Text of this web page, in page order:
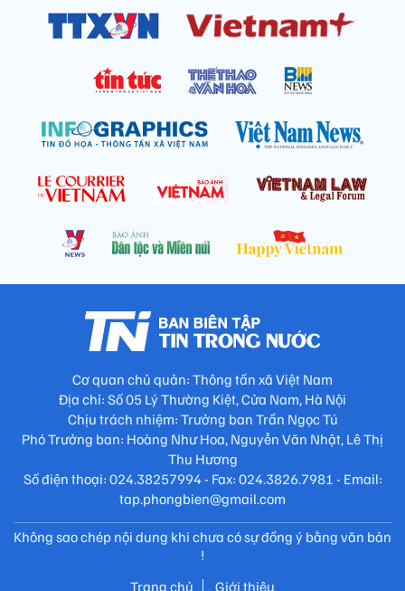
Cơ quan chủ quản: Thông tấn xã Việt Nam
Địa chỉ: Số 05 Lý Thường Kiệt, Cửa Nam, Hà Nội
Chịu trách nhiệm: Trưởng ban Trần Ngọc Tú
Phó Trưởng ban: Hoàng Như Hoa, Nguyễn Văn Nhật, Lê Thị
Thu Hương
Số điện thoại: 024.38257994 - Fax: 024.3826.7981 - Email:
tap.phongbien@gmail.com
Không sao chép nội dung khi chưa có sự đồng ý bằng văn bản
!
Trang chủ
Giới thiệu